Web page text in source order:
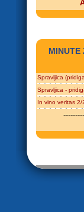
MINUTE
Spravljica
Spravljica -
In vino veritas 2/